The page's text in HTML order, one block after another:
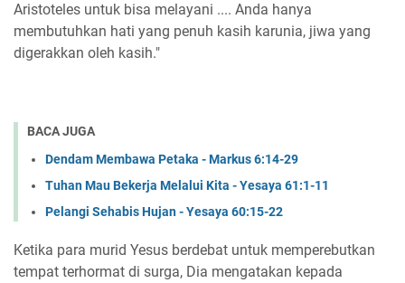
Aristoteles untuk bisa melayani .... Anda hanya
membutuhkan hati yang penuh kasih karunia, jiwa yang
digerakkan oleh kasih."
BACA JUGA
Dendam Membawa Petaka - Markus 6:14-29
Tuhan Mau Bekerja Melalui Kita - Yesaya 61:1-11
Pelangi Sehabis Hujan - Yesaya 60:15-22
Ketika para murid Yesus berdebat untuk memperebutkan
tempat terhormat di surga, Dia mengatakan kepada